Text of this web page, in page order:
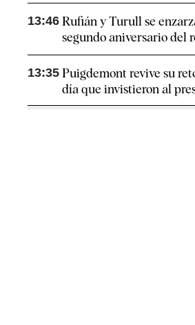
13:46 Rufián y Turull se
segundo aniversario del
13:35 Puigdemont revive su
día que invistieron al